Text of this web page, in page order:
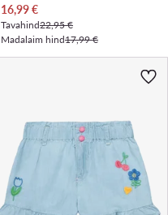
Praegune hind
16,99€
Tavahind22,95 €
Madalaim hind17,99 €